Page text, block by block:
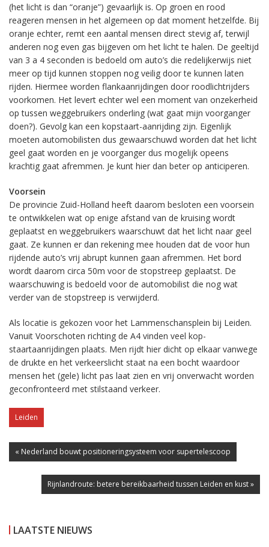
(het licht is dan “oranje”) gevaarlijk is. Op groen en rood
reageren mensen in het algemeen op dat moment hetzelfde. Bij
oranje echter, remt een aantal mensen direct stevig af, terwijl
anderen nog even gas bijgeven om het licht te halen. De geeltijd
van 3 a 4 seconden is bedoeld om auto’s die redelijkerwijs niet
meer op tijd kunnen stoppen nog veilig door te kunnen laten
rijden. Hiermee worden flankaanrijdingen door roodlichtrijders
voorkomen. Het levert echter wel een moment van onzekerheid
op tussen weggebruikers onderling (wat gaat mijn voorganger
doen?). Gevolg kan een kopstaart-aanrijding zijn. Eigenlijk
moeten automobilisten dus gewaarschuwd worden dat het licht
geel gaat worden en je voorganger dus mogelijk opeens
krachtig gaat afremmen. Je kunt hier dan beter op anticiperen.
Voorsein
De provincie Zuid-Holland heeft daarom besloten een voorsein
te ontwikkelen wat op enige afstand van de kruising wordt
geplaatst en weggebruikers waarschuwt dat het licht naar geel
gaat. Ze kunnen er dan rekening mee houden dat de voor hun
rijdende auto’s vrij abrupt kunnen gaan afremmen. Het bord
wordt daarom circa 50m voor de stopstreep geplaatst. De
waarschuwing is bedoeld voor de automobilist die nog wat
verder van de stopstreep is verwijderd.
Als locatie is gekozen voor het Lammenschansplein bij Leiden.
Vanuit Voorschoten richting de A4 vinden veel kop-
staartaanrijdingen plaats. Men rijdt hier dicht op elkaar vanwege
de drukte en het verkeerslicht staat na een bocht waardoor
mensen het (gele) licht pas laat zien en vrij onverwacht worden
geconfronteerd met stilstaand verkeer.
Leiden
« Nederland bouwt positioneringsysteem voor supertelescoop
Rijnlandroute: betere bereikbaarheid tussen Leiden en kust »
LAATSTE NIEUWS